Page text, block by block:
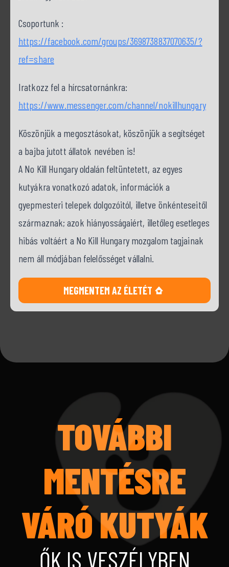
Csoportunk :
https://facebook.com/groups/3698738837070635/?
ref=share
Iratkozz fel a hírcsatornánkra:
https://www.messenger.com/channel/nokillhungary
Köszönjük a megosztásokat, köszönjük a segítséget
a bajba jutott állatok nevében is!
A No Kill Hungary oldalán feltüntetett, az egyes
kutyákra vonatkozó adatok, információk a
gyepmesteri telepek dolgozóitól, illetve önkénteseitől
származnak; azok hiányosságaiért, illetőleg esetleges
hibás voltáért a No Kill Hungary mozgalom tagjainak
nem áll módjában felelősséget vállalni.
MEGMENTEM AZ ÉLETÉT
TOVÁBBI
MENTÉSRE
VÁRÓ KUTYÁK
ŐK IS VESZÉLYBEN